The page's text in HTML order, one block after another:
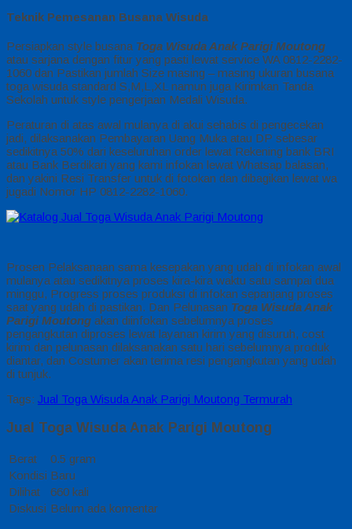
Teknik Pemesanan Busana Wisuda
Persiapkan style busana Toga Wisuda Anak Parigi Moutong
atau sarjana dengan fitur yang pasti lewat service WA 0812-2282-
1060 dan Pastikan jumlah Size masing – masing ukuran busana
toga wisuda standard S,M,L,XL namun juga Kirimkan Tanda
Sekolah untuk style pengerjaan Medali Wisuda.
Peraturan di atas awal mulanya di akui sehabis di pengecekan
jadi, dilaksanakan Pembayaran Uang Muka atau DP sebesar
sedikitnya 50% dari keseluruhan order lewat Rekening bank BRI
atau Bank Berdikari yang kami infokan lewat Whatsap balasan,
dan yakini Resi Transfer untuk di fotokan dan dibagikan lewat wa
jugadi Nomor HP 0812-2282-1060.
Prosen Pelaksanaan sama kesepakan yang udah di infokan awal
mulanya atau sedikitnya proses kira-kira waktu satu sampai dua
minggu, Progress proses produksi di infokan sepanjang proses
saat yang udah di pastikan. Dan Pelunasan Toga Wisuda Anak
Parigi Moutong akan diinfokan sebelumnya proses
pengangkutan diproses lewat layanan kirim yang disuruh, cost
kirim dan pelunasan dilaksanakan satu hari sebelumnya produk
diantar, dan Costumer akan terima resi pengangkutan yang udah
di tunjuk.
Tags: Jual Toga Wisuda Anak Parigi Moutong Termurah
Jual Toga Wisuda Anak Parigi Moutong
Berat
0.5 gram
Kondisi Baru
Dilihat
660 kali
Diskusi Belum ada komentar